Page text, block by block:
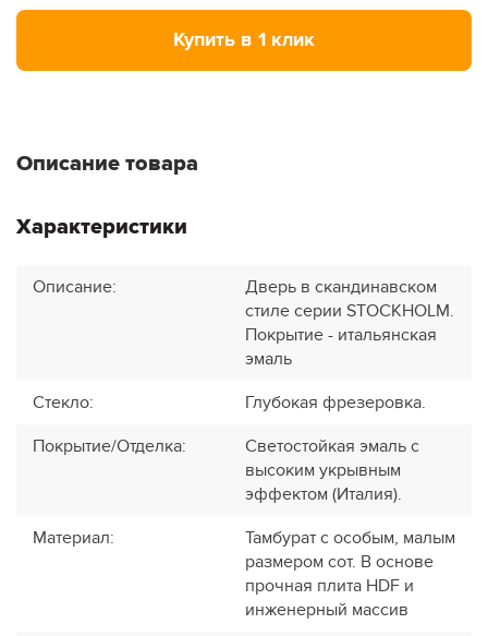
Купить в 1 клик
Описание товара
Характеристики
Описание:
Дверь в скандинавском
стиле серии STOCKHOLM.
Покрытие - итальянская
эмаль
Стекло:
Глубокая фрезеровка.
Покрытие/Отделка:
Светостойкая эмаль с
высоким укрывным
эффектом (Италия).
Материал:
Тамбурат с особым, малым
размером сот. В основе
прочная плита HDF и
инженерный массив